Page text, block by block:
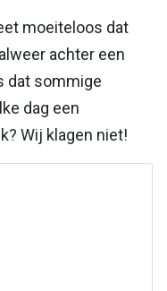
moeiteloos dat
achter een
dat sommige
dag een
Wij klagen niet!